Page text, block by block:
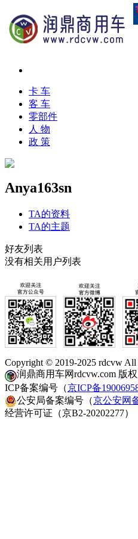
卡 车
客 车
零部件
人 物
政 策
Anya163sn
TA的资料
TA的主题
好友列表
没有相关用户列表
Copyright © 2019-2025 rdcvw All
润鼎商用车网rdcvw.com 版
ICP备案编号（京ICP备
公安局备案编号（京公安网
经营许可证（京B2-20202277）